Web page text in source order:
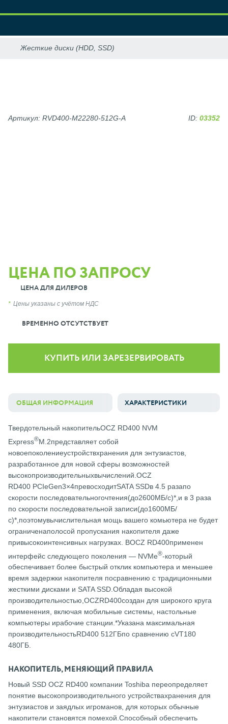
ЦЕНА ПО ЗАПРОСУ
ЦЕНА ДЛЯ ДИЛЕРОВ
Цены указаны с учётом НДС
ВРЕМЕННО ОТСУТСТВУЕТ
Артикул: RVD400-M22280-512G-A ID: 03352
КУПИТЬ ИЛИ ЗАРЕЗЕРВИРОВАТЬ
ОБЩАЯ ИНФОРМАЦИЯ ХАРАКТЕРИСТИКИ
Твердотельный накопительOCZ RD400 NVM
Express®M.2представляет собой
новоепоколениеустройствхранения для энтузиастов,
разработанное для новой сферы возможностей
высокопроизводительныхвычислений.OCZ
RD400 PCIeGen3×4превосходитSATA SSDв 4.5 разапо
скорости последовательногочтения(до2600МБ/с)*,и в 3 раза
по скорости последовательной записи(до1600МБ/
с)*,поэтомувычислительная мощь вашего комьютера не будет
ограниченаполосой пропускания накопителя даже
привысокоинтенсивных нагрузках. ВOCZ RD400применен
интерфейс следующего поколения — NVMe®-который
обеспечивает более быстрый отклик компьютера и меньшее
время задержки накопителя посравнению с традиционными
жесткими дисками и SATA SSD.Обладая высокой
производительностью,OCZRD400создан для широкого круга
применения, включая мобильные системы, настольные
компьютеры ирабочие станции.*Указана максимальная
производительностьRD400 512ГБпо сравнению сVT180
480ГБ.
НАКОПИТЕЛЬ, МЕНЯЮЩИЙ ПРАВИЛА
Новый SSD OCZ RD400 компании Toshiba переопределяет
понятие высокопроизводительного устройствахранения для
энтузиастов и заядлых игроманов, для которых обычные
накопители становятся помехой.Способный обеспечить